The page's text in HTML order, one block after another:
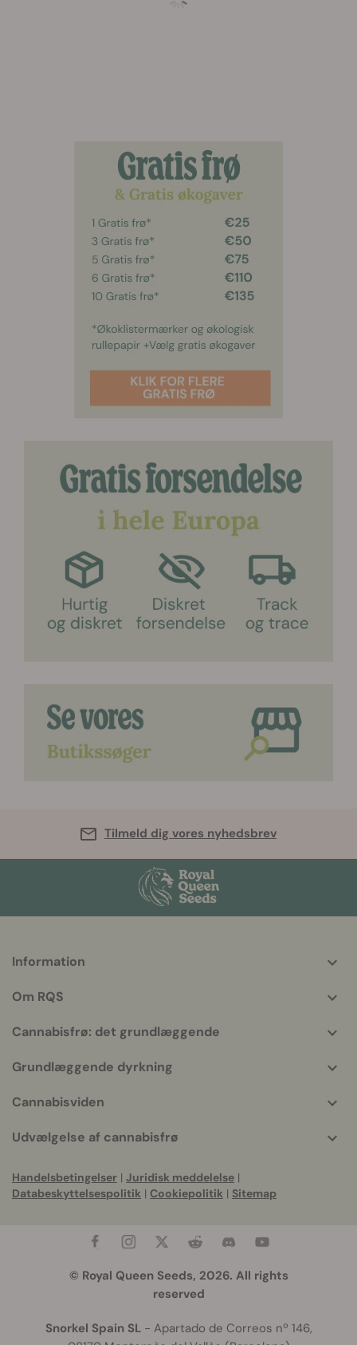
Tilmeld dig vores nyhedsbrev
More
info
Information
Om RQS
Cannabisfrø: det grundlæggende
Grundlæggende dyrkning
Cannabisviden
Udvælgelse af cannabisfrø
Handelsbetingelser | Juridisk meddelelse |
Databeskyttelsespolitik | Cookiepolitik | Sitemap
© Royal Queen Seeds, 2026. All rights
reserved
Snorkel Spain SL- Apartado de Correos nº 146,